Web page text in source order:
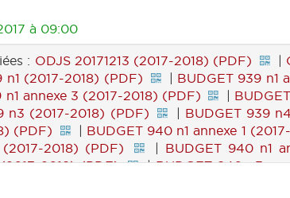
à 09:00
: ODJS 20171213 (2017-2018) (PDF) |
n1 (2017-2018) (PDF) | BUDGET 939 n1
n1 annexe 3 (2017-2018) (PDF) |
n3 (2017-2018) (PDF) | BUDGET 939
(PDF)
| BUDGET 940 n1 annexe 1
2018) (PDF)
| BUDGET 940 n1
2018) (PDF)
|BUDGET 940 n3